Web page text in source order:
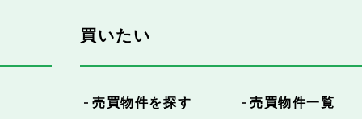
買いたい
売買物件を探す
売買物件一覧